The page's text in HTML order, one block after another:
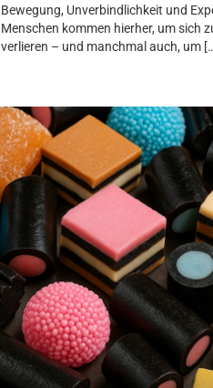
Bewegung, Unverbindlichkeit und
Menschen kommen hierher, um sich
verlieren – und manchmal auch, um